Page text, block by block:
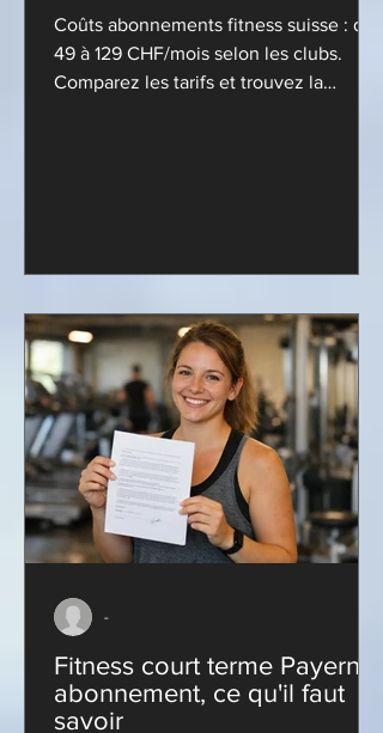
Coûts abonnements fitness suisse : de
49 à 129 CHF/mois selon les clubs.
Comparez les tarifs et trouvez la
Fitness court terme Payerne
abonnement, ce qu'il faut
savoir
-